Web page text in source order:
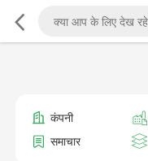
कंपनी
समाचार